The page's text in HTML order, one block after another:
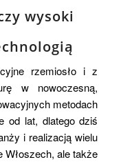
wysoki
rzemiosło i z
w nowoczesną,
metodach
od lat, dlatego dziś
i realizacją wielu
ale także